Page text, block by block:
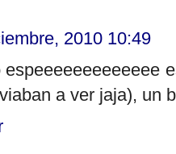
2010 10:49
espeeeeeeeeeeeee
a ver jaja), un